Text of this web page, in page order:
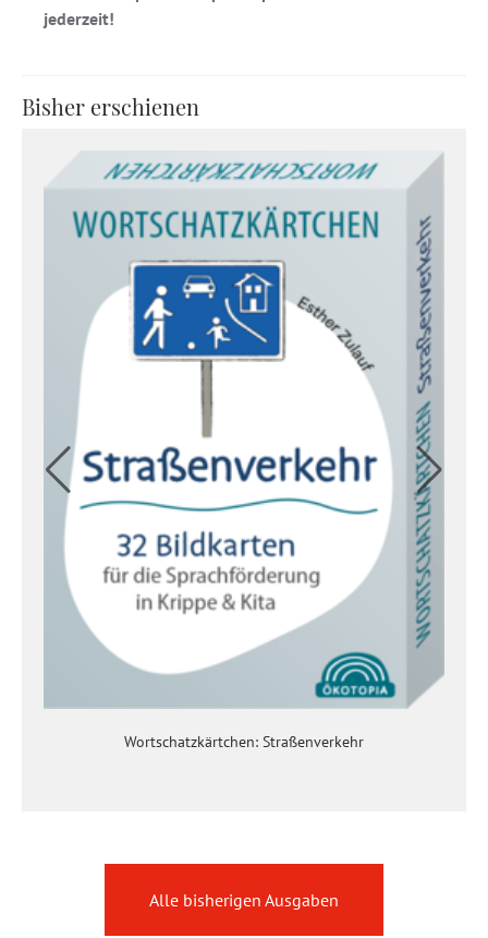
jederzeit!
Bisher erschienen
Wortschatzkärtchen: Straßenverkehr
Alle bisherigen Ausgaben